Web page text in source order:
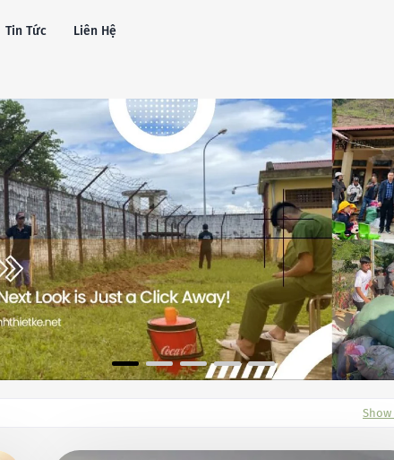
Tin Tức Liên Hệ
Show